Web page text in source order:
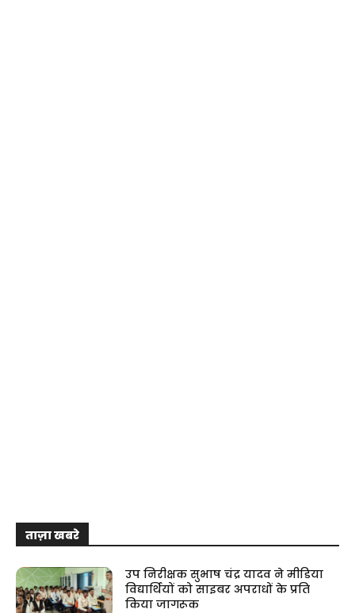
ताज़ा खबरे
उप निरीक्षक सुभाष चंद्र यादव ने मीडिया
विद्यार्थियों को साइबर अपराधों के प्रति
किया जागरूक